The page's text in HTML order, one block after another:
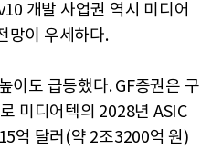
개발 사업권 역시 미디어
망이 우세하다.
이도 급등했다. GF증권은 구
미디어텍의 2028년 ASIC
억 달러(약 2조3200억 원)